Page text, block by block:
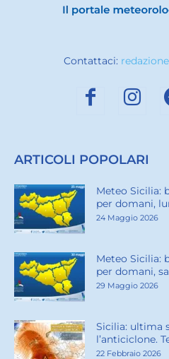
Contattaci:
ARTICOLI POPOLARI
Meteo Sicilia:
per domani,
24 Maggio 2026
Meteo Sicilia:
per domani,
29 Maggio 2026
Sicilia: ultima
l’anticiclone.
22 Febbraio 2026